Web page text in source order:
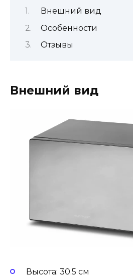
Внешний вид
Особенности
Отзывы
Внешний вид
Высота: 30.5 см